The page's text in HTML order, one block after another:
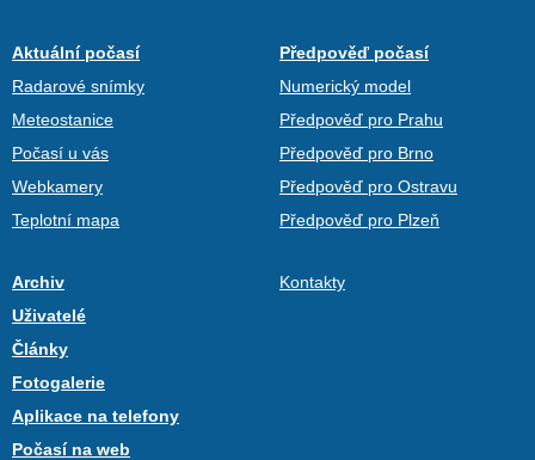
Aktuální počasí
Radarové snímky
Meteostanice
Počasí u vás
Webkamery
Teplotní mapa
Předpověď počasí
Numerický model
Předpověď pro Prahu
Předpověď pro Brno
Předpověď pro Ostravu
Předpověď pro Plzeň
Archiv
Uživatelé
Články
Fotogalerie
Aplikace na telefony
Počasí na web
Kontakty